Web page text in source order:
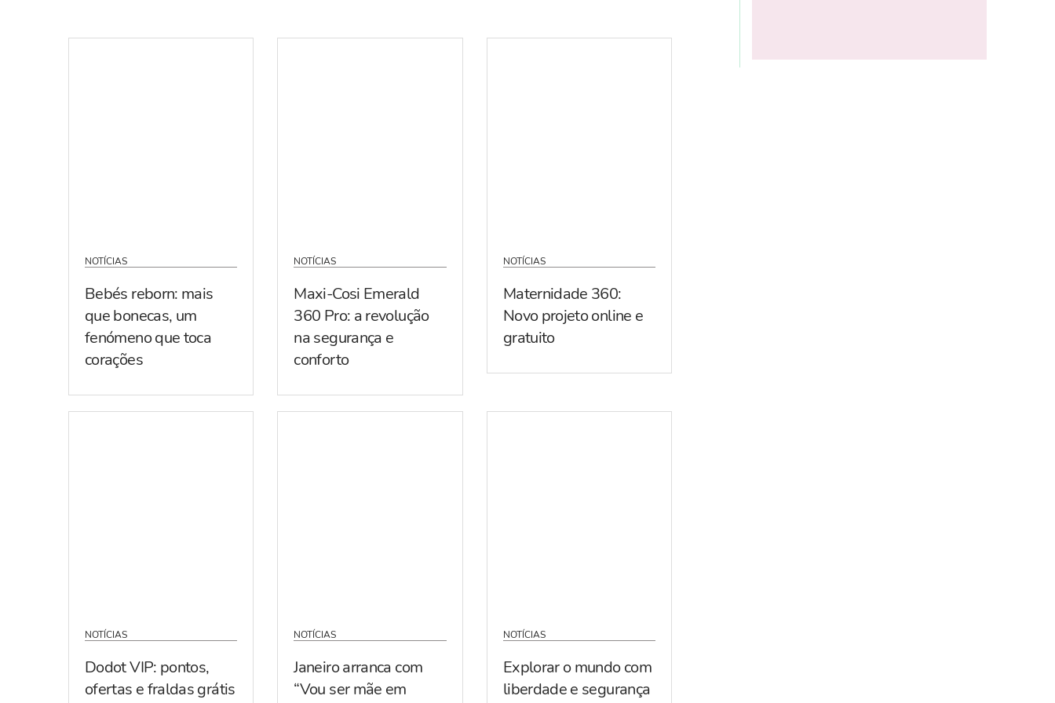
NOTÍCIAS
Bebés reborn: mais
que bonecas, um
fenómeno que toca
corações
NOTÍCIAS
Maxi-Cosi Emerald
360 Pro: a revolução
na segurança e
conforto
NOTÍCIAS
Maternidade 360:
Novo projeto online e
gratuito
NOTÍCIAS
Dodot VIP: pontos,
ofertas e fraldas grátis
NOTÍCIAS
Janeiro arranca com
“Vou ser mãe em
NOTÍCIAS
Explorar o mundo com
liberdade e segurança